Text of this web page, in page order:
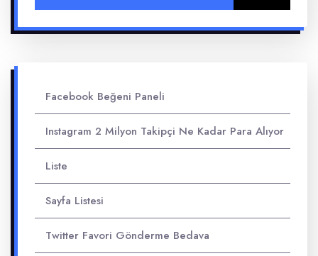
Facebook Beğeni Paneli
Instagram 2 Milyon Takipçi Ne Kadar Para Alıyor
Liste
Sayfa Listesi
Twitter Favori Gönderme Bedava